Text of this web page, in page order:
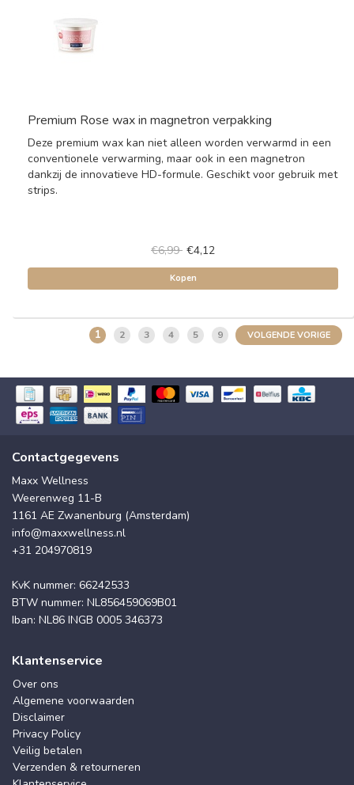
Premium Rose wax in magnetron verpakking
Deze premium wax kan niet alleen worden verwarmd in een
conventionele verwarming, maar ook in een magnetron
dankzij de innovatieve HD-formule. Geschikt voor gebruik met
strips.
€6,99 €4,12
Kopen
1 2 3 4 5 9 VOLGENDE VORIGE
Contactgegevens
Maxx Wellness
Weerenweg 11-B
1161 AE Zwanenburg (Amsterdam)
info@maxxwellness.nl
+31 204970819
KvK nummer: 66242533
BTW nummer: NL856459069B01
Iban: NL86 INGB 0005 346373
Klantenservice
Over ons
Algemene voorwaarden
Disclaimer
Privacy Policy
Veilig betalen
Verzenden & retourneren